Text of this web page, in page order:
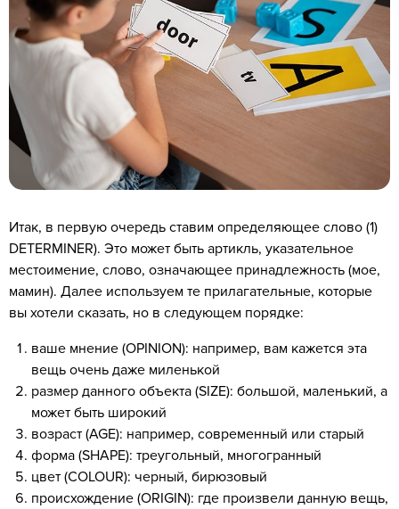
Итак, в первую очередь ставим определяющее слово (1)
DETERMINER). Это может быть артикль, указательное
местоимение, слово, означающее принадлежность (мое,
мамин). Далее используем те прилагательные, которые
вы хотели сказать, но в следующем порядке:
ваше мнение (OPINION): например, вам кажется эта
вещь очень даже миленькой
размер данного объекта (SIZE): большой, маленький, а
может быть широкий
возраст (AGE): например, современный или старый
форма (SHAPE): треугольный, многогранный
цвет (COLOUR): черный, бирюзовый
происхождение (ORIGIN): где произвели данную вещь,